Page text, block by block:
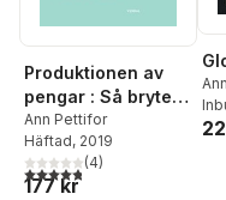
Produktionen av
pengar : Så bryter
vi storbankernas
makt
Ann Pettifor
Häftad, 2019
4,8utav 5 stjärnor. Totalt
(4)
177 kr